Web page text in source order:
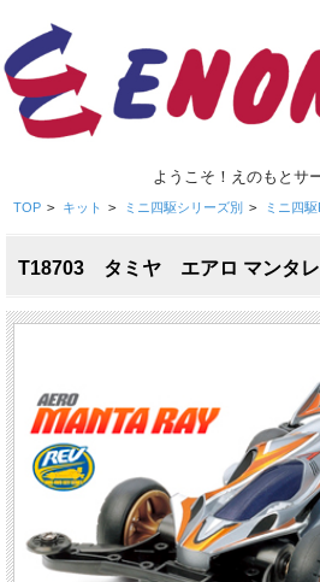
ようこそ！えのもとサ
TOP > キット > ミニ四駆シリーズ別 > ミニ四
T18703 タミヤ エアロ マンタレ